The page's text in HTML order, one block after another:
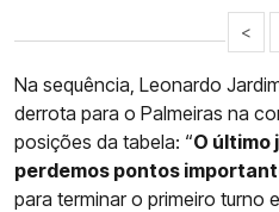
<
Na sequência, Leonardo
derrota para o Palmeiras na
posições da tabela: “O último
perdemos pontos
para terminar o primeiro turno